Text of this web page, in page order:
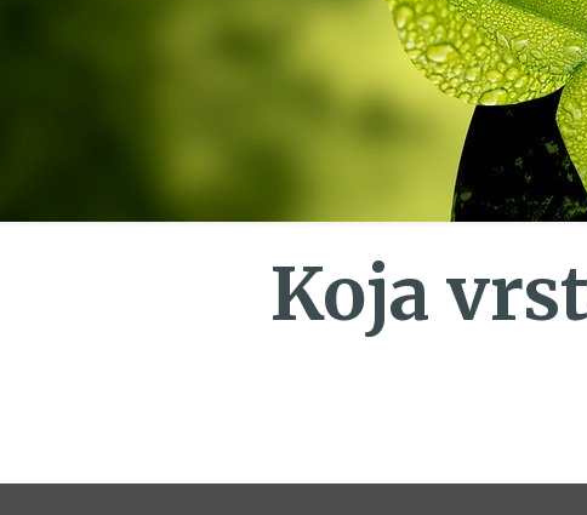
Koja